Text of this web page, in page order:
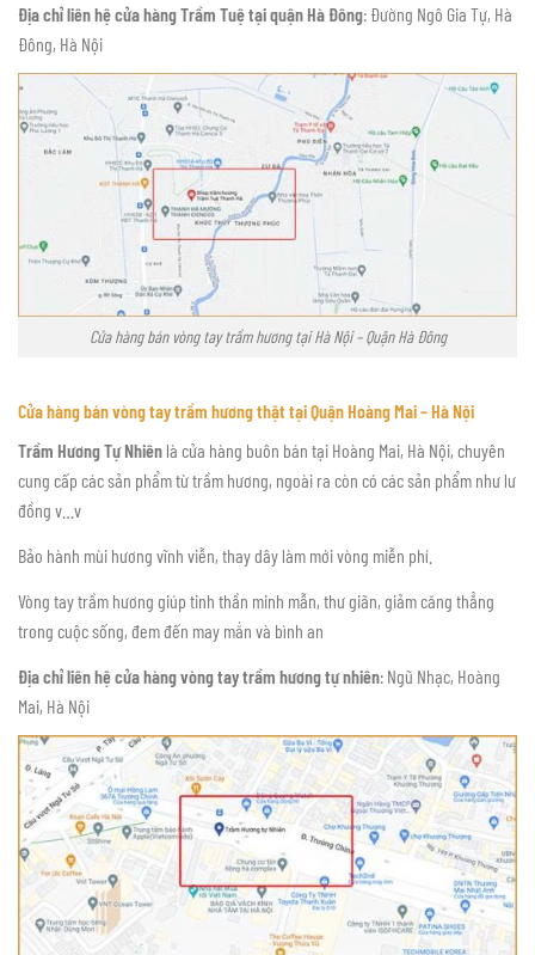
Địa chỉ liên hệ cửa hàng Trầm Tuệ tại quận Hà Đông: Đường Ngô Gia Tự, Hà
Đông, Hà Nội
Cửa hàng bán vòng tay trầm hương tại Hà Nội – Quận Hà Đông
Cửa hàng bán vòng tay trầm hương thật tại Quận Hoàng Mai – Hà Nội
Trầm Hương Tự Nhiên là cửa hàng buôn bán tại Hoàng Mai, Hà Nội, chuyên
cung cấp các sản phẩm từ trầm hương, ngoài ra còn có các sản phẩm như lư
đồng v…v
Bảo hành mùi hương vĩnh viễn, thay dây làm mới vòng miễn phí.
Vòng tay trầm hương giúp tinh thần minh mẫn, thư giãn, giảm căng thẳng
trong cuộc sống, đem đến may mắn và bình an
Địa chỉ liên hệ cửa hàng vòng tay trầm hương tự nhiên: Ngũ Nhạc, Hoàng
Mai, Hà Nội